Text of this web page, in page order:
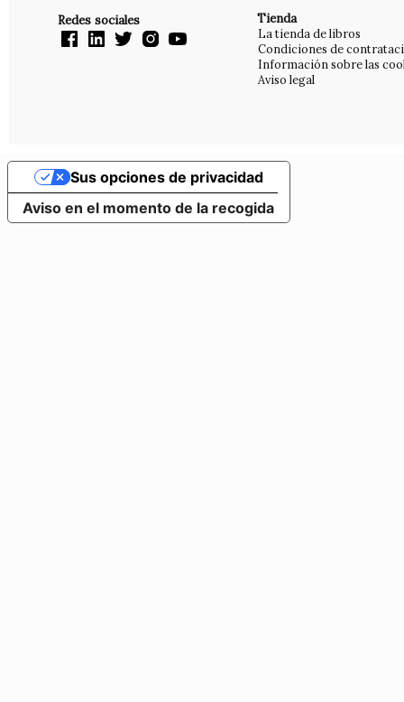
Redes sociales Tienda
La tienda de libros
Condiciones de
Información sobre las
Aviso legal
Aviso en el momento de la recogida
Sus opciones de privacidad